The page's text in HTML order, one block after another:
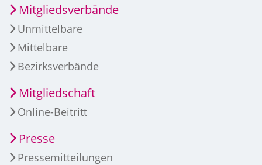
Mitgliedsverbände
Unmittelbare
Mittelbare
Bezirksverbände
Mitgliedschaft
Online-Beitritt
Presse
Pressemitteilungen